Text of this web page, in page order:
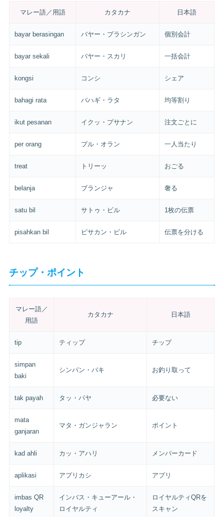
マレー語／用語 カタカナ 日本語
bayar berasingan バヤー・ブラシンガン 個別会計
bayar sekali バヤー・スカリ 一括会計
kongsi コンシ シェア
bahagi rata バハギ・ラタ 均等割り
ikut pesanan イクッ・プサナン 注文ごとに
per orang プル・オラン 一人当たり
treat トリーッ おごる
belanja ブランジャ 奢る
satu bil サトゥ・ビル 1枚の伝票
pisahkan bil ピサカン・ビル 伝票を分ける
チップ・ポイント
マレー語／
用語
カタカナ 日本語
tip ティップ チップ
simpan
baki
シンパン・バキ お釣り取って
tak payah タッ・パヤ 必要ない
mata
ganjaran
マタ・ガンジャラン ポイント
kad ahli カッ・アハリ メンバーカード
aplikasi アプリカシ アプリ
imbas QR
loyalty
インバス・キューアール・
ロイヤルティ
ロイヤルティQRを
スキャン